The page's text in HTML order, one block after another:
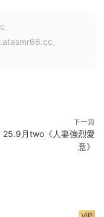
、
下一篇
25.9月two《人妻強烈愛
意》